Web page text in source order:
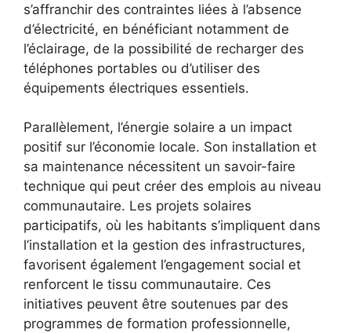
s’affranchir des ‌contraintes liées à l’absence
d’électricité, en bénéficiant notamment de
l’éclairage, de la possibilité ‌de ‌recharger des
téléphones portables‌ ou d’utiliser des
équipements électriques essentiels.
Parallèlement, l’énergie solaire a un impact
positif sur l’économie locale. Son installation et
sa maintenance nécessitent un savoir-faire
technique qui peut créer des emplois au niveau
communautaire. Les ​projets solaires
participatifs, où les habitants s’impliquent ‍dans
l’installation et la gestion des infrastructures,
⁢favorisent également l’engagement social ‌et
renforcent le tissu communautaire. Ces
initiatives peuvent être soutenues par⁢ des
programmes de formation professionnelle,